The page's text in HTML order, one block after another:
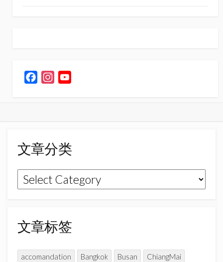
o
o
k
r
a
m
C
h
n
文章分类
文
章
类
文章标签
accomandation Bangkok Busan
ChiangMai